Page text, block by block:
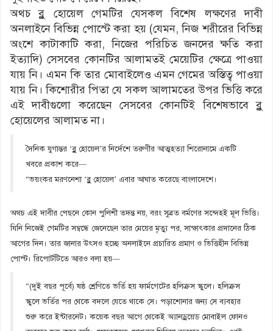
অথচ ব্লু হোয়েল গেমটির যেসকল বিশেষ লক্ষণের দাবী
অনলাইনে বিভিন্ন পোস্টে করা হয় (যেমন, নিজ শরীরের বিভিন্ন
অংশে কাটাকাটি করা, নিজের পরিচিত জনদের ক্ষতি করা
ইত্যাদি) সেসবের কোনটির আলামতই মেয়েটির ক্ষেত্রে পাওয়া
যায় নি। এমন কি তার মোবাইলেও এমন গেমের অস্তিত্ব পাওয়া
যায় নি। কিশোরীর পিতা যে সকল আলামতের উপর ভিত্তি করে
এই দাবীগুলো করেছেন সেসবের কোনটিই বিশেষভাবে ব্লু
হোয়েলের আলামত না।
দৈনিক যুগান্তর ‘ব্লু হোয়েল’র নির্দেশে তরুণীর আত্মহত্যা শিরোনামে একটি
খবরে প্রকাশ করে―
“ভয়ংকর মরণনেশা ‘ব্লু হোয়েল’ এবার আঘাত করেছে বাংলাদেশে।
অথচ এই দাবীর পেছনে কোন পুলিশী তদন্ত নয়, বরং সুব্রত বর্মণের সন্দেহই মূল ভিত্তি।
যিনি নিজেই গেমটির সম্বন্ধে জেনেছেন তার মেয়ের মৃত্যু পর, সাক্ষাৎকার প্রদানের ঠিক
আগের দিন। তার জানার উৎসও হচ্ছে অনলাইনে প্রচারিত প্রমাণ ও ভিত্তিহীন বিভিন্ন
পোস্ট। রিপোর্টটিতে আরও বলা হয়―
“(দুই বছর পূর্বে) ষষ্ঠ শ্রেণিতে ভর্তি হয় ফার্মগেটের হলিক্রস স্কুলে। হলিক্রস
স্কুলে ভর্তির পর থেকে বদলে যেতে থাকে সে। পড়াশোনার জন্য সে ব্যবহার
শুরু করে ইন্টারনেট। কয়েক বছর আগে থেকেই অ্যানড্রয়েড মোবাইল ফোনও